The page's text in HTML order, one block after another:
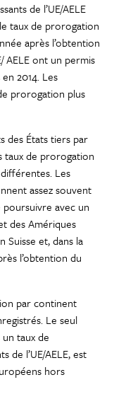
de l’UE/AELE
taux de prorogation
après l’obtention
AELE ont un permis
2014. Les
prorogation plus
des États tiers par
de prorogation
Les
assez souvent
avec un
des Amériques
et, dans la
l’obtention du
par continent
Le seul
taux de
de l’UE/AELE, est
hors